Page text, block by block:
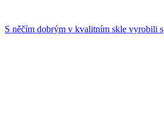
S něčím dobrým v kvalitním skle vyrobili s